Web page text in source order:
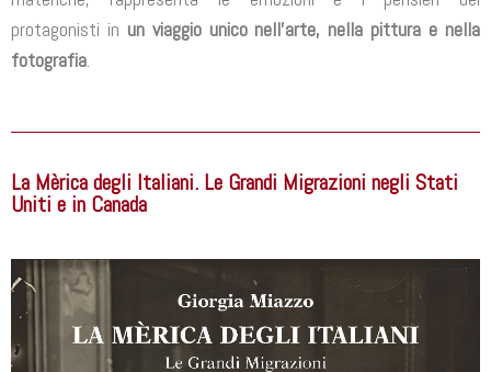
protagonisti in un viaggio unico nell’arte, nella pittura e nella
fotografia.
La Mèrica degli Italiani. Le Grandi Migrazioni negli Stati
Uniti e in Canada